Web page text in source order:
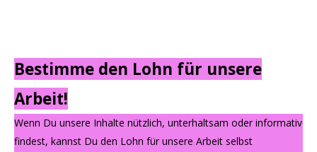
Bestimme den Lohn für unsere
Arbeit!
Wenn Du unsere Inhalte nützlich, unterhaltsam oder informativ
findest, kannst Du den Lohn für unsere Arbeit selbst